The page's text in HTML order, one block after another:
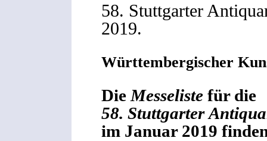
58. Stuttgarter
2019.
Württembergischer
Die Messeliste für die
58. Stuttgarter
im Januar 2019